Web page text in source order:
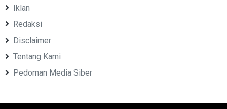
Iklan
Redaksi
Disclaimer
Tentang Kami
Pedoman Media Siber